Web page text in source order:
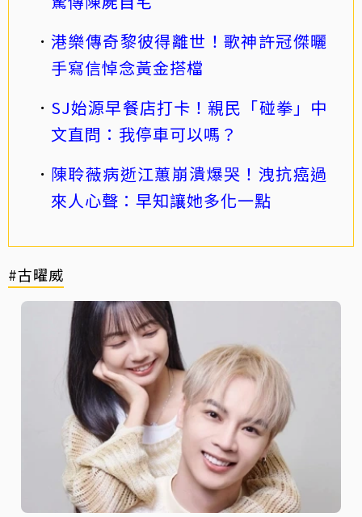
港樂傳奇黎彼得離世！歌神許冠傑曬
手寫信悼念黃金搭檔
SJ始源早餐店打卡！親民「碰拳」中
文直問：我停車可以嗎？
陳聆薇病逝江蕙崩潰爆哭！洩抗癌過
來人心聲：早知讓她多化一點
#古曜威